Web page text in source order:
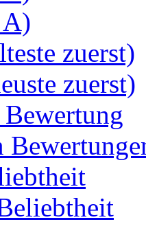
zuerst)
zuerst)